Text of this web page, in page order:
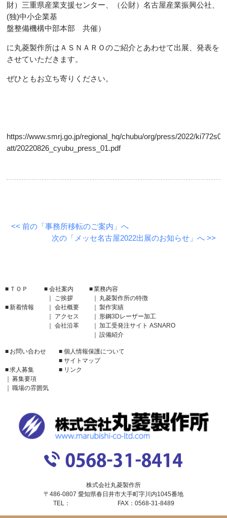
財）三重県産業支援センター、（公財）名古屋産業振興公社、
(独)中小企業基
盤整備機構中部本部 共催）
に丸菱製作所はＡＳＮＡＲＯのご紹介とあわせて出展、発表を
させていただきます。
ぜひともお立ち寄りください。
https://www.smrj.go.jp/regional_hq/chubu/org/press/2022/
att/20220826_cyubu_press_01.pdf
<< 前の「事務所移転のご案内」へ
次の「メッセ名古屋2022出展のお知らせ」へ >>
ＴＯＰ
新着情報
会社案内
ご挨拶
会社概要
アクセス
会社沿革
業務内容
丸菱製作所の特徴
製作実績
形鋼3Dレーザー加工
加工受発注サイト ASNARO
設備紹介
お問い合わせ
求人募集
募集要項
職場の雰囲気
個人情報保護について
サイトマップ
リンク
株式会社丸菱製作所
〒486-0807 愛知県春日井市大手町字川内1045番地
TEL：
FAX： 0568-31-8489